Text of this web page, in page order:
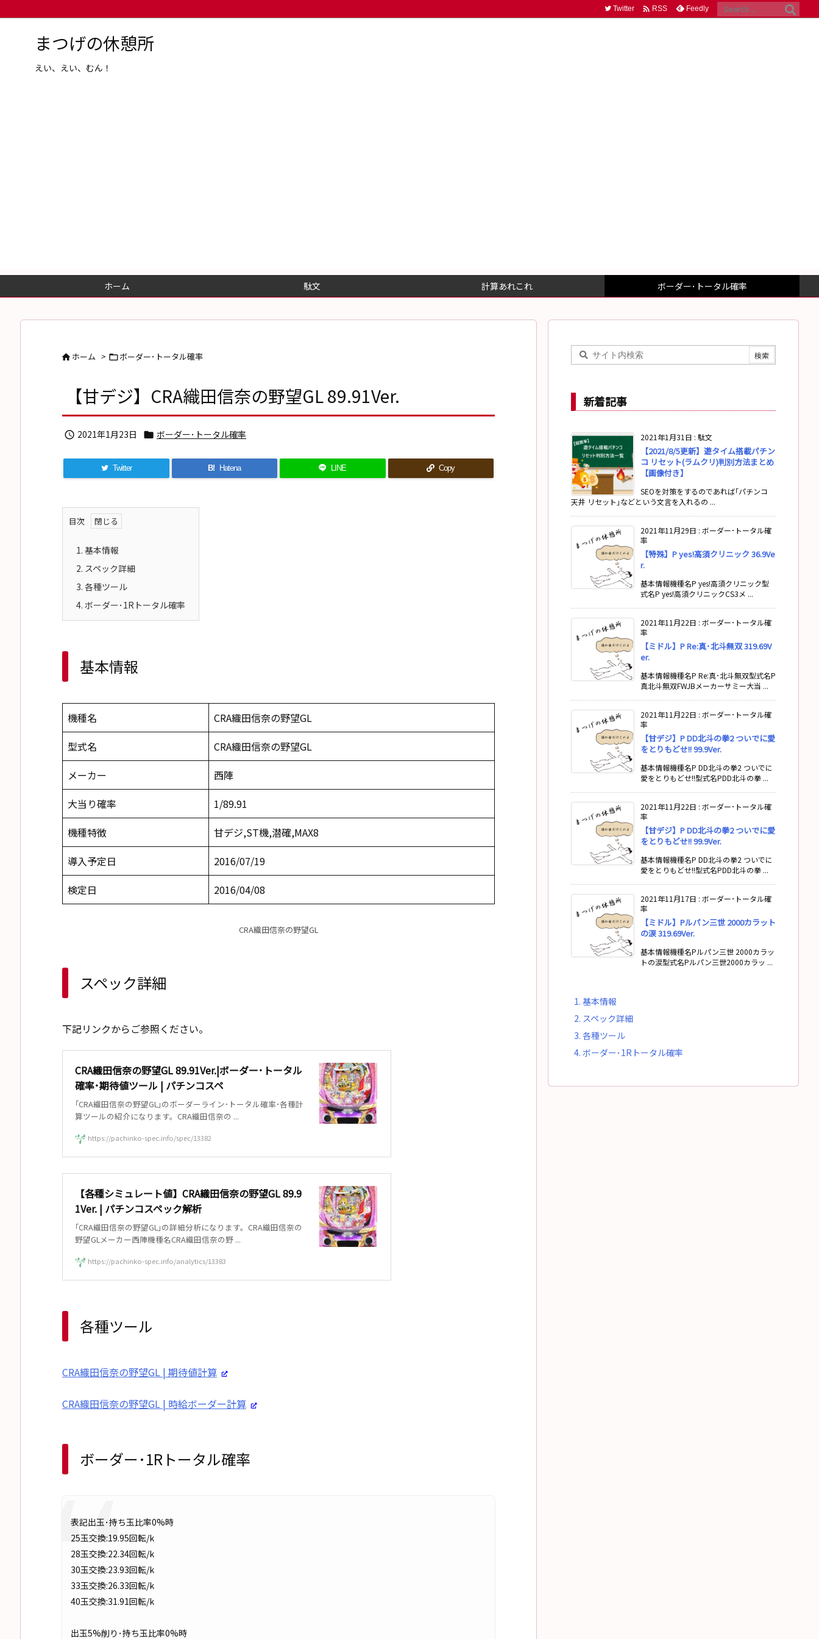
まつげの休憩所
えい、えい、むん！
ホーム 駄文 計算あれこれ ボーダー･トータル確率
Twitter  RSS Feedly
ホーム > ボーダー･トータル確率
【甘デジ】CRA織田信奈の野望GL 89.91Ver.
 2021年1月23日  ボーダー･トータル確率
Twitter B! Hatena LINE Copy
目次
1. 基本情報
2. スペック詳細
3. 各種ツール
4. ボーダー･1Rトータル確率
基本情報
機種名
CRA織田信奈の野望GL
型式名
CRA織田信奈の野望GL
メーカー
西陣
大当り確率
1/89.91
機種特徴
甘デジ,ST機,潜確,MAX8
導入予定日
2016/07/19
検定日
2016/04/08
CRA織田信奈の野望GL
スペック詳細
下記リンクからご参照ください。
CRA織田信奈の野望GL 89.91Ver.|ボーダー･トータル
確率･期待値ツール | パチンコスペ
｢CRA織田信奈の野望GL｣のボーダーライン･トータル確率･各種計
算ツールの紹介になります。CRA織田信奈の ...
https://pachinko-spec.info/spec/13382
【各種シミュレート値】CRA織田信奈の野望GL 89.9
1Ver. | パチンコスペック解析
｢CRA織田信奈の野望GL｣の詳細分析になります。CRA織田信奈の
野望GLメーカー西陣機種名CRA織田信奈の野 ...
https://pachinko-spec.info/analytics/13383
各種ツール
CRA織田信奈の野望GL | 期待値計算
CRA織田信奈の野望GL | 時給ボーダー計算
ボーダー･1Rトータル確率
表記出玉･持ち玉比率0%時
25玉交換:19.95回転/k
28玉交換:22.34回転/k
30玉交換:23.93回転/k
33玉交換:26.33回転/k
40玉交換:31.91回転/k
出玉5%削り･持ち玉比率0%時
新着記事
2021年1月31日 : 駄文
【2021/8/5更新】遊タイム搭載パチン
コ リセット(ラムクリ)判別方法まとめ
【画像付き】
SEOを対策をするのであれば｢パチンコ
天井 リセット｣などという文言を入れるの ...
2021年11月29日 : ボーダー･トータル確
率
【特殊】P yes!高須クリニック 36.9Ve
r.
基本情報機種名P yes!高須クリニック型
式名P yes!高須クリニックCS3メ ...
2021年11月22日 : ボーダー･トータル確
率
【ミドル】P Re:真･北斗無双 319.69V
er.
基本情報機種名P Re:真･北斗無双型式名P
真北斗無双FWJBメーカーサミー大当 ...
2021年11月22日 : ボーダー･トータル確
率
【甘デジ】P DD北斗の拳2 ついでに愛
をとりもどせ!! 99.9Ver.
基本情報機種名P DD北斗の拳2 ついでに
愛をとりもどせ!!型式名PDD北斗の拳 ...
2021年11月22日 : ボーダー･トータル確
率
【甘デジ】P DD北斗の拳2 ついでに愛
をとりもどせ!! 99.9Ver.
基本情報機種名P DD北斗の拳2 ついでに
愛をとりもどせ!!型式名PDD北斗の拳 ...
2021年11月17日 : ボーダー･トータル確
率
【ミドル】Pルパン三世 2000カラット
の涙 319.69Ver.
基本情報機種名Pルパン三世 2000カラッ
トの涙型式名Pルパン三世2000カラッ ...
1. 基本情報
2. スペック詳細
3. 各種ツール
4. ボーダー･1Rトータル確率